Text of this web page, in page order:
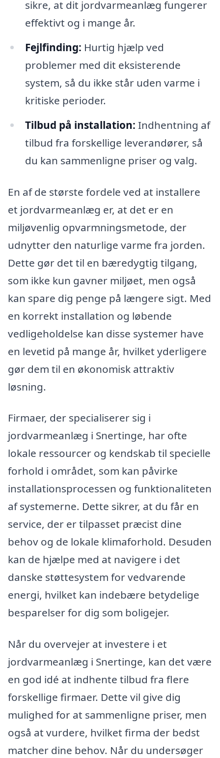
sikre, at dit jordvarmeanlæg fungerer
effektivt og i mange år.
Fejlfinding: Hurtig hjælp ved
problemer med dit eksisterende
system, så du ikke står uden varme i
kritiske perioder.
Tilbud på installation: Indhentning af
tilbud fra forskellige leverandører, så
du kan sammenligne priser og valg.
En af de største fordele ved at installere
et jordvarmeanlæg er, at det er en
miljøvenlig opvarmningsmetode, der
udnytter den naturlige varme fra jorden.
Dette gør det til en bæredygtig tilgang,
som ikke kun gavner miljøet, men også
kan spare dig penge på længere sigt. Med
en korrekt installation og løbende
vedligeholdelse kan disse systemer have
en levetid på mange år, hvilket yderligere
gør dem til en økonomisk attraktiv
løsning.
Firmaer, der specialiserer sig i
jordvarmeanlæg i Snertinge, har ofte
lokale ressourcer og kendskab til specielle
forhold i området, som kan påvirke
installationsprocessen og funktionaliteten
af systemerne. Dette sikrer, at du får en
service, der er tilpasset præcist dine
behov og de lokale klimaforhold. Desuden
kan de hjælpe med at navigere i det
danske støttesystem for vedvarende
energi, hvilket kan indebære betydelige
besparelser for dig som boligejer.
Når du overvejer at investere i et
jordvarmeanlæg i Snertinge, kan det være
en god idé at indhente tilbud fra flere
forskellige firmaer. Dette vil give dig
mulighed for at sammenligne priser, men
også at vurdere, hvilket firma der bedst
matcher dine behov. Når du undersøger